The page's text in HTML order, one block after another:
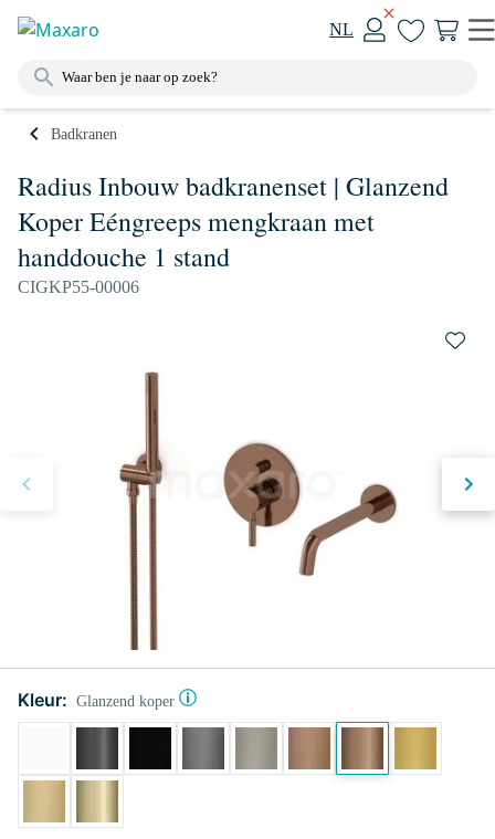
NL
Badkranen
Radius Inbouw badkranenset | Glanzend
Koper Eéngreeps mengkraan met
handdouche 1 stand
CIGKP55-00006
Kleur: Glanzend koper